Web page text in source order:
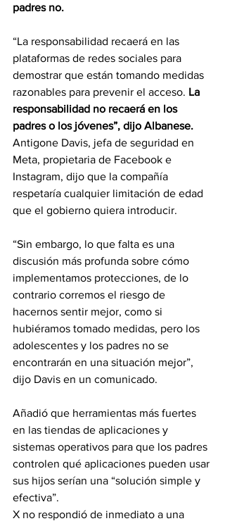
padres no.
“La responsabilidad recaerá en las
plataformas de redes sociales para
demostrar que están tomando medidas
razonables para prevenir el acceso. La
responsabilidad no recaerá en los
padres o los jóvenes”, dijo Albanese.
Antigone Davis, jefa de seguridad en
Meta, propietaria de Facebook e
Instagram, dijo que la compañía
respetaría cualquier limitación de edad
que el gobierno quiera introducir.
“Sin embargo, lo que falta es una
discusión más profunda sobre cómo
implementamos protecciones, de lo
contrario corremos el riesgo de
hacernos sentir mejor, como si
hubiéramos tomado medidas, pero los
adolescentes y los padres no se
encontrarán en una situación mejor”,
dijo Davis en un comunicado.
Añadió que herramientas más fuertes
en las tiendas de aplicaciones y
sistemas operativos para que los padres
controlen qué aplicaciones pueden usar
sus hijos serían una “solución simple y
efectiva”.
X no respondió de inmediato a una